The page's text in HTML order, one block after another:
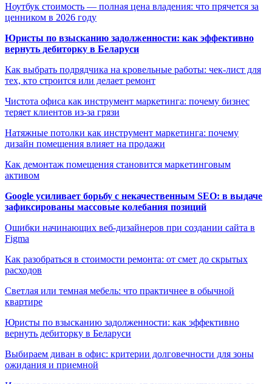
Ноутбук стоимость — полная цена владения: что прячется за
ценником в 2026 году
Юристы по взысканию задолженности: как эффективно
вернуть дебиторку в Беларуси
Как выбрать подрядчика на кровельные работы: чек-лист для
тех, кто строится или делает ремонт
Чистота офиса как инструмент маркетинга: почему бизнес
теряет клиентов из-за грязи
Натяжные потолки как инструмент маркетинга: почему
дизайн помещения влияет на продажи
Как демонтаж помещения становится маркетинговым
активом
Google усиливает борьбу с некачественным SEO: в выдаче
зафиксированы массовые колебания позиций
Ошибки начинающих веб-дизайнеров при создании сайта в
Figma
Как разобраться в стоимости ремонта: от смет до скрытых
расходов
Светлая или темная мебель: что практичнее в обычной
квартире
Юристы по взысканию задолженности: как эффективно
вернуть дебиторку в Беларуси
Выбираем диван в офис: критерии долговечности для зоны
ожидания и приемной